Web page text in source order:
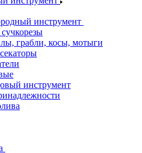
инструмент
грабли, косы, мотыги
инструмент